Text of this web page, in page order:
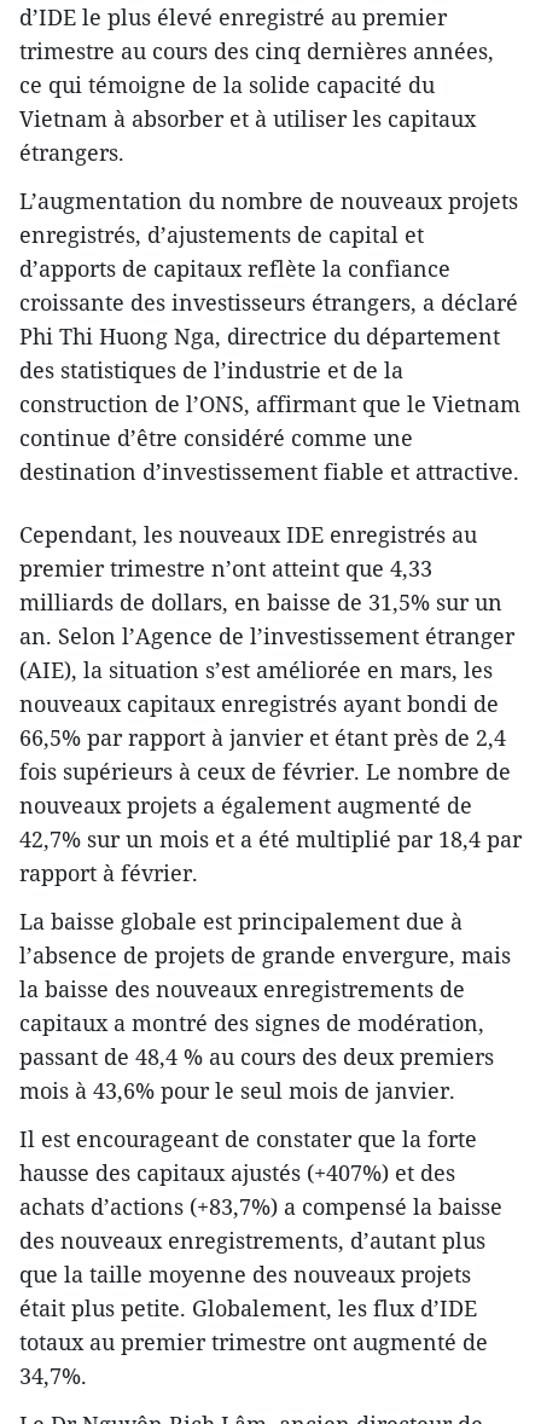
d’IDE le plus élevé enregistré au premier
trimestre au cours des cinq dernières années,
ce qui témoigne de la solide capacité du
Vietnam à absorber et à utiliser les capitaux
étrangers.
L’augmentation du nombre de nouveaux projets
enregistrés, d’ajustements de capital et
d’apports de capitaux reflète la confiance
croissante des investisseurs étrangers, a déclaré
Phi Thi Huong Nga, directrice du département
des statistiques de l’industrie et de la
construction de l’ONS, affirmant que le Vietnam
continue d’être considéré comme une
destination d’investissement fiable et attractive.
Cependant, les nouveaux IDE enregistrés au
premier trimestre n’ont atteint que 4,33
milliards de dollars, en baisse de 31,5% sur un
an. Selon l’Agence de l’investissement étranger
(AIE), la situation s’est améliorée en mars, les
nouveaux capitaux enregistrés ayant bondi de
66,5% par rapport à janvier et étant près de 2,4
fois supérieurs à ceux de février. Le nombre de
nouveaux projets a également augmenté de
42,7% sur un mois et a été multiplié par 18,4 par
rapport à février.
La baisse globale est principalement due à
l’absence de projets de grande envergure, mais
la baisse des nouveaux enregistrements de
capitaux a montré des signes de modération,
passant de 48,4 % au cours des deux premiers
mois à 43,6% pour le seul mois de janvier.
Il est encourageant de constater que la forte
hausse des capitaux ajustés (+407%) et des
achats d’actions (+83,7%) a compensé la baisse
des nouveaux enregistrements, d’autant plus
que la taille moyenne des nouveaux projets
était plus petite. Globalement, les flux d’IDE
totaux au premier trimestre ont augmenté de
34,7%.